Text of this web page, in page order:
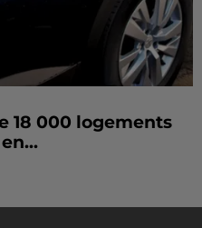
18 000 logements